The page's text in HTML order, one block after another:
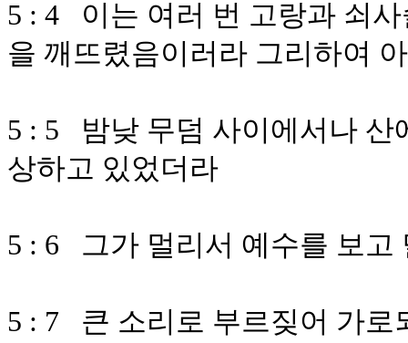
5 : 4 이는 여러 번 고랑과 쇠
을 깨뜨렸음이러라 그리하여
5 : 5 밤낮 무덤 사이에서나 산
상하고 있었더라
5 : 6 그가 멀리서 예수를 보고
5 : 7 큰 소리로 부르짖어 가로